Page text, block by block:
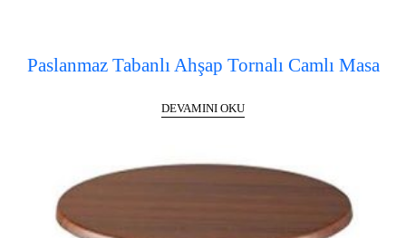
Paslanmaz Tabanlı Ahşap Tornalı Camlı Masa
DEVAMINI OKU